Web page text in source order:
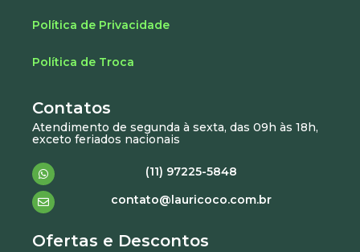
Política de Privacidade
Política de Troca
Contatos
Atendimento de segunda à sexta, das 09h às 18h,
exceto feriados nacionais
(11) 97225-5848
contato@lauricoco.com.br
Ofertas e Descontos